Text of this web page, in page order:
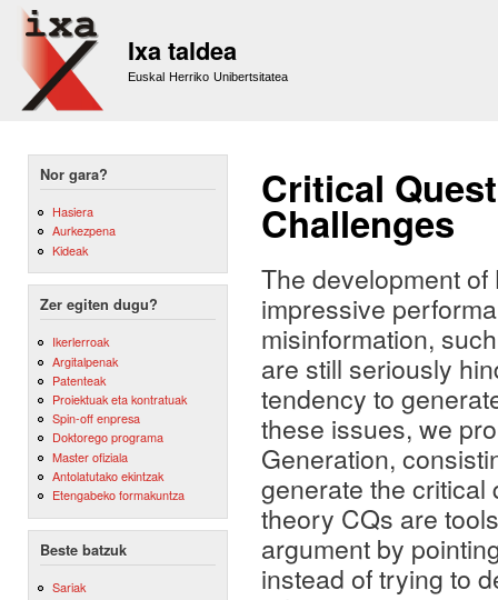
Ixa taldea
Euskal Herriko Unibertsitatea
Nor gara?
Hasiera
Aurkezpena
Kideak
Zer egiten dugu?
Ikerlerroak
Argitalpenak
Patenteak
Proiektuak eta kontratuak
Spin-off enpresa
Doktorego programa
Master ofiziala
Antolatutako ekintzak
Etengabeko formakuntza
Beste batzuk
Sariak
Critical
Challenges
The development
impressive
misinformation,
are still seriously
tendency to
these issues, we
Generation,
generate the critical
theory CQs are
argument by
instead of trying to